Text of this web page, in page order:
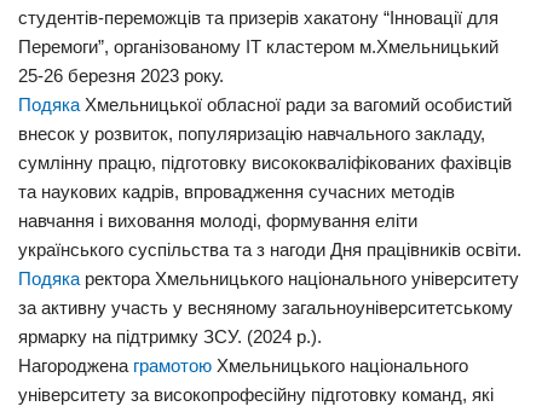
студентів-переможців та призерів хакатону “Інновації для
Перемоги”, організованому ІТ кластером м.Хмельницький
25-26 березня 2023 року.
Подяка Хмельницької обласної ради за вагомий особистий
внесок у розвиток, популяризацію навчального закладу,
сумлінну працю, підготовку висококваліфікованих фахівців
та наукових кадрів, впровадження сучасних методів
навчання і виховання молоді, формування еліти
українського суспільства та з нагоди Дня працівників освіти.
Подяка ректора Хмельницького національного університету
за активну участь у весняному загальноуніверситетському
ярмарку на підтримку ЗСУ. (2024 р.).
Нагороджена грамотою Хмельницького національного
університету за високопрофесійну підготовку команд, які